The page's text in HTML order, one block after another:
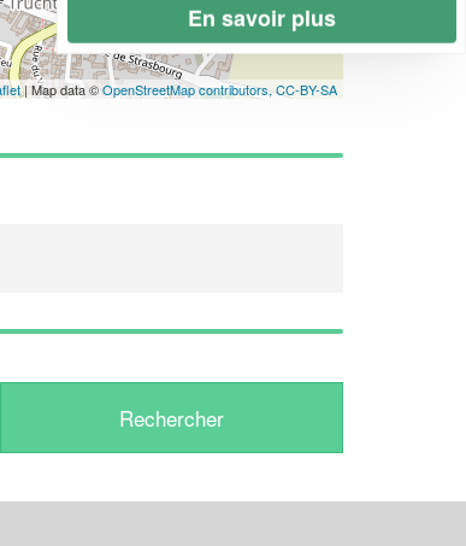
| Map data ©OpenStreetMap contributors,CC-BY-SA
En savoir plus